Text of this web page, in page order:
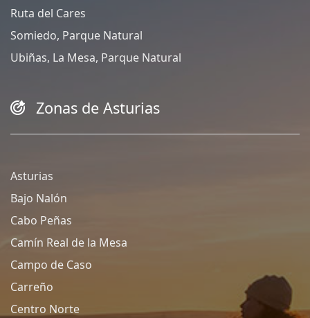
Ruta del Cares
Somiedo, Parque Natural
Ubiñas, La Mesa, Parque Natural
Zonas de Asturias
Asturias
Bajo Nalón
Cabo Peñas
Camín Real de la Mesa
Campo de Caso
Carreño
Centro Norte